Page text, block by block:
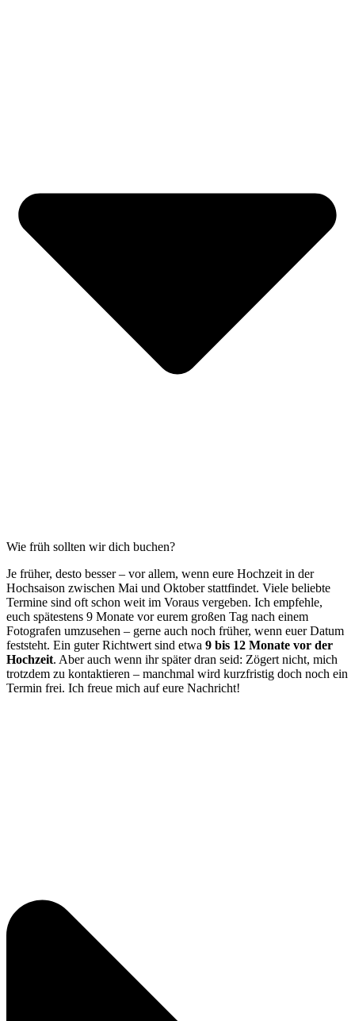
Wie früh sollten wir dich buchen?
Je früher, desto besser – vor allem, wenn eure Hochzeit in der
Hochsaison zwischen Mai und Oktober stattfindet. Viele beliebte
Termine sind oft schon weit im Voraus vergeben. Ich empfehle,
euch spätestens 9 Monate vor eurem großen Tag nach einem
Fotografen umzusehen – gerne auch noch früher, wenn euer Datum
feststeht. Ein guter Richtwert sind etwa 9 bis 12 Monate vor der
Hochzeit. Aber auch wenn ihr später dran seid: Zögert nicht, mich
trotzdem zu kontaktieren – manchmal wird kurzfristig doch noch ein
Termin frei. Ich freue mich auf eure Nachricht!